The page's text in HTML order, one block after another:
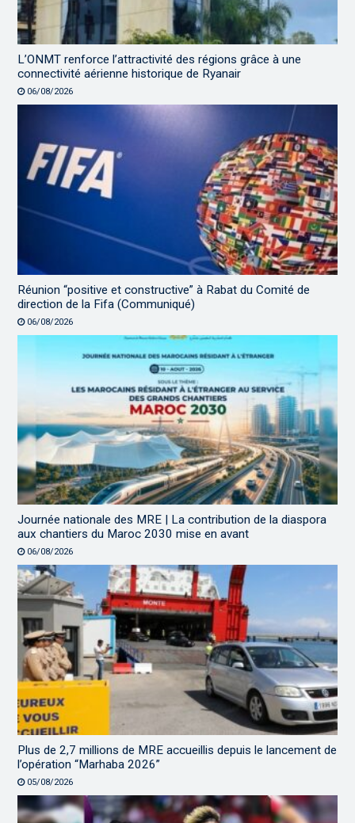
L’ONMT renforce l’attractivité des régions grâce à une
connectivité aérienne historique de Ryanair
06/08/2026
Réunion “positive et constructive” à Rabat du Comité de
direction de la Fifa (Communiqué)
06/08/2026
Journée nationale des MRE | La contribution de la diaspora
aux chantiers du Maroc 2030 mise en avant
06/08/2026
Plus de 2,7 millions de MRE accueillis depuis le lancement de
l’opération “Marhaba 2026”
05/08/2026